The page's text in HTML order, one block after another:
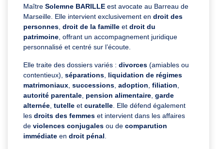
Maître Solemne BARILLE est avocate au Barreau de
Marseille. Elle intervient exclusivement en droit des
personnes, droit de la famille et droit du
patrimoine, offrant un accompagnement juridique
personnalisé et centré sur l’écoute.
Elle traite des dossiers variés : divorces (amiables ou
contentieux), séparations, liquidation de régimes
matrimoniaux, successions, adoption, filiation,
autorité parentale, pension alimentaire, garde
alternée, tutelle et curatelle. Elle défend également
les droits des femmes et intervient dans les affaires
de violences conjugales ou de comparution
immédiate en droit pénal.